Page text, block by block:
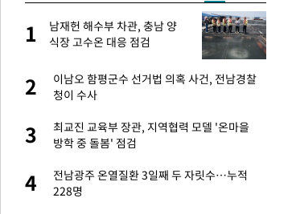
1
남재헌 해수부 차관, 충남 양
식장 고수온 대응 점검
2
이남오 함평군수 선거법 의혹 사건, 전남경찰
청이 수사
3
최교진 교육부 장관, 지역협력 모델 '온마을
방학 중 돌봄' 점검
4
전남광주 온열질환 3일째 두 자릿수…누적
228명